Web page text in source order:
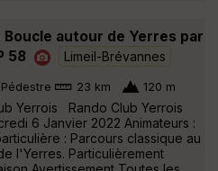
Boucle autour de Yerres par
58
Limeil-Brévannes
23 km 120 m
Yerrois Rando Club Yerrois
6 Janvier 2022 Animateurs :
: Parcours classique au
l'Yerres. Particulièrement